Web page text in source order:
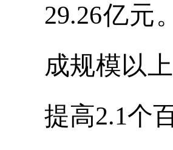
29.26亿元。
成规模以
提高2.1个